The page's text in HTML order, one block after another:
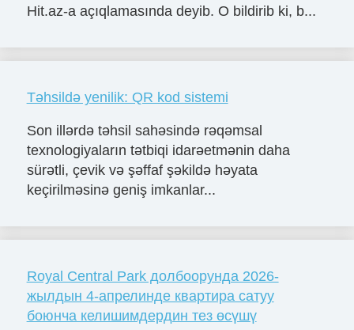
Hit.az-a açıqlamasında deyib. O bildirib ki, b...
Təhsildə yenilik: QR kod sistemi
Son illərdə təhsil sahəsində rəqəmsal
texnologiyaların tətbiqi idarəetmənin daha
sürətli, çevik və şəffaf şəkildə həyata
keçirilməsinə geniş imkanlar...
Royal Central Park долбоорунда 2026-
жылдын 4-апрелинде квартира сатуу
боюнча келишимдердин тез өсүшү